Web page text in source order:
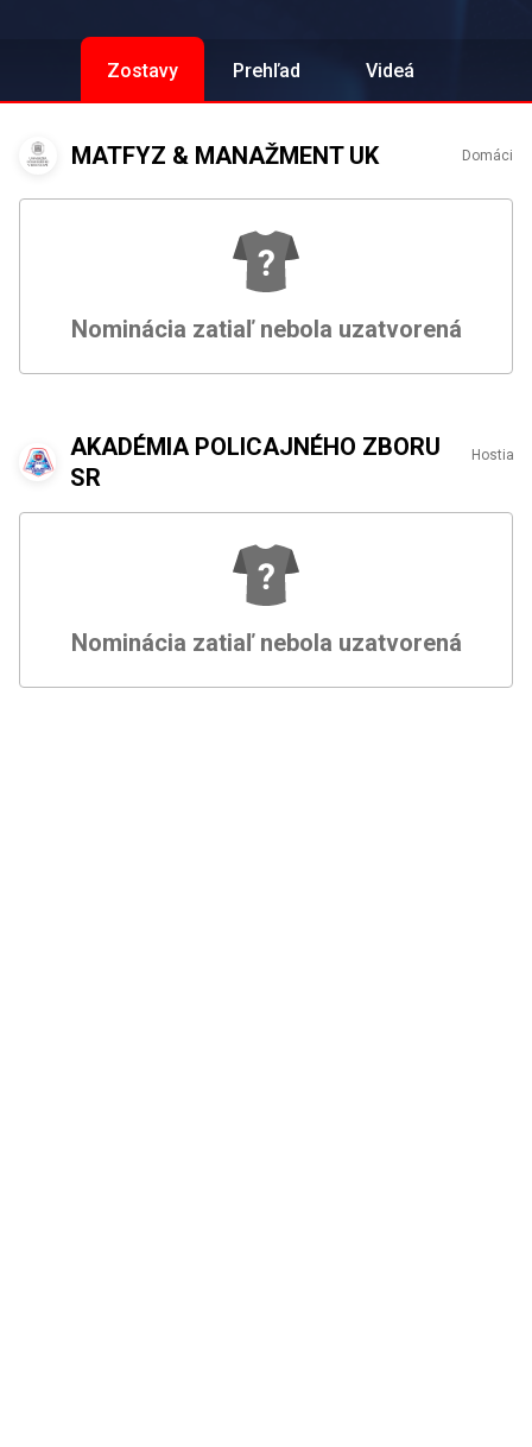
Zostavy Prehľad Videá
MATFYZ & MANAŽMENT UK Domáci
Nominácia zatiaľ nebola uzatvorená
AKADÉMIA POLICAJNÉHO ZBORU
SR
Hostia
Nominácia zatiaľ nebola uzatvorená